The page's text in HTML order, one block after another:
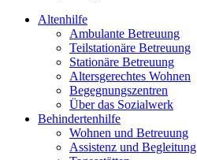
Altenhilfe
Ambulante Betreuung
Teilstationäre Betreuung
Stationäre Betreuung
Altersgerechtes Wohnen
Begegnungszentren
Über das Sozialwerk
Behindertenhilfe
Wohnen und Betreuung
Assistenz und Begleitung